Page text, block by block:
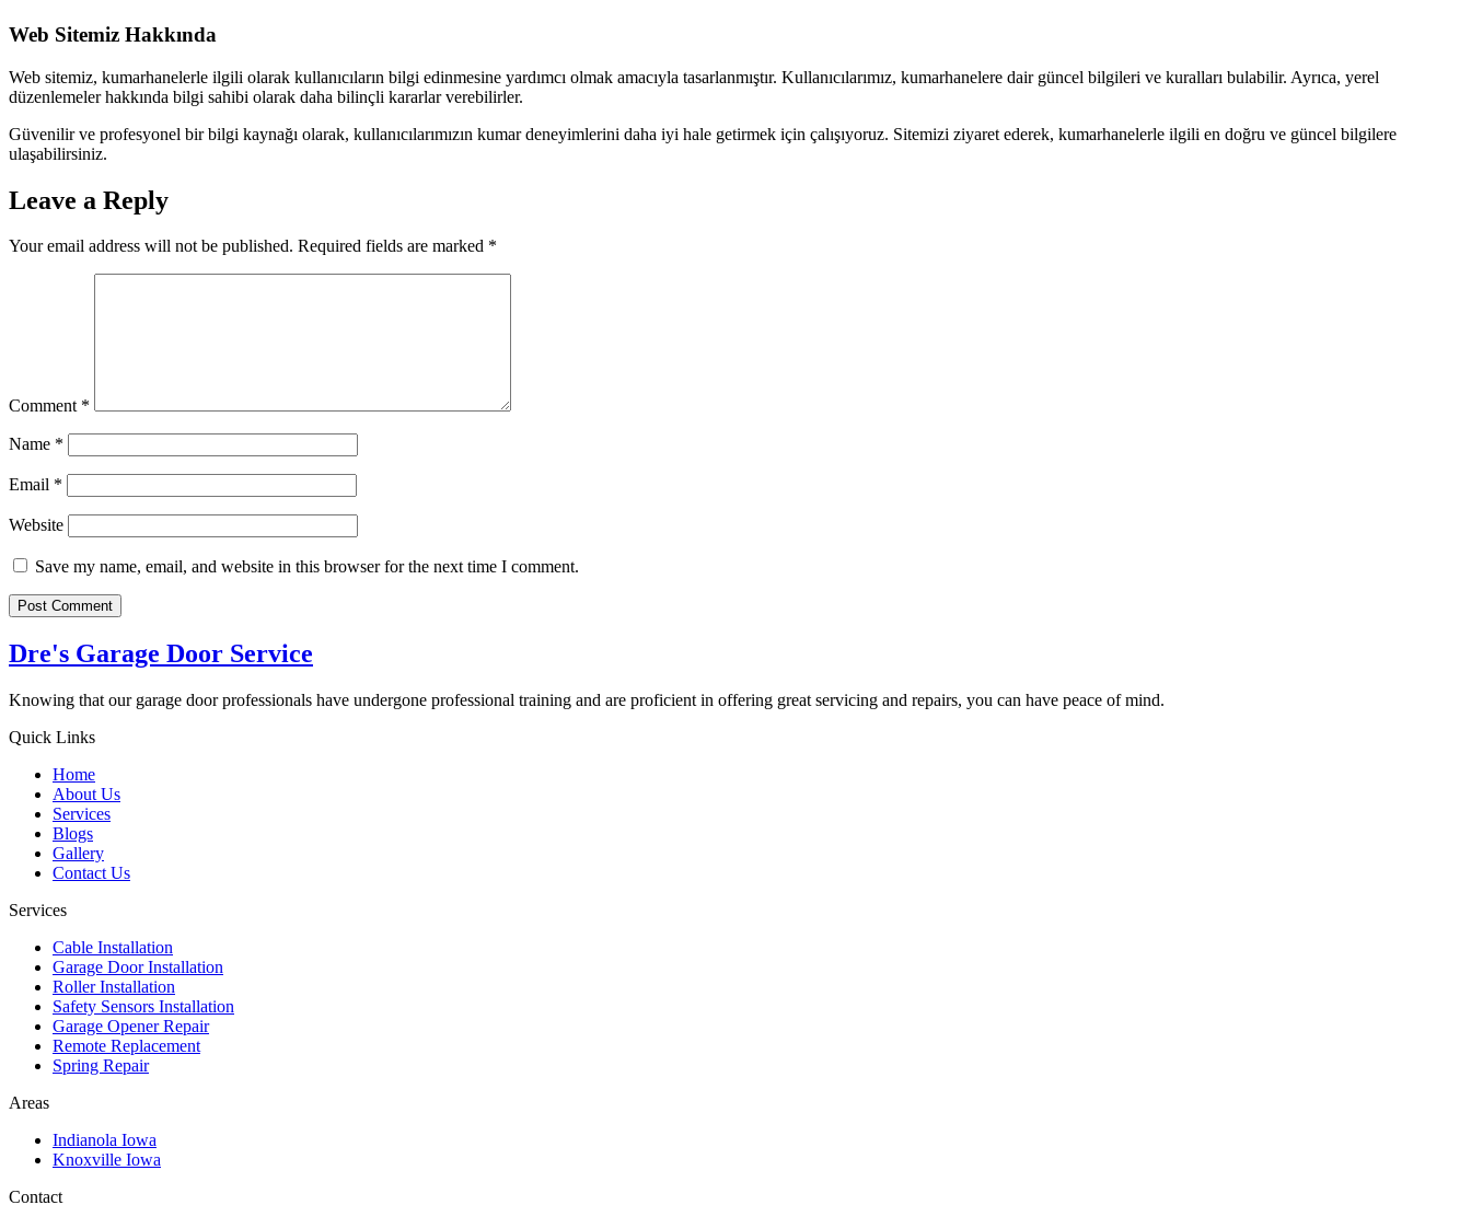
Web Sitemiz Hakkında
Web sitemiz, kumarhanelerle ilgili olarak kullanıcıların bilgi edinmesine yardımcı olmak amacıyla tasarlanmıştır. Kullanıcılarımız, kumarhanelere dair güncel bilgileri ve kuralları bulabilir. Ayrıca, yerel
düzenlemeler hakkında bilgi sahibi olarak daha bilinçli kararlar verebilirler.
Güvenilir ve profesyonel bir bilgi kaynağı olarak, kullanıcılarımızın kumar deneyimlerini daha iyi hale getirmek için çalışıyoruz. Sitemizi ziyaret ederek, kumarhanelerle ilgili en doğru ve güncel bilgilere
ulaşabilirsiniz.
Leave a Reply
Your email address will not be published. Required fields are marked *
Comment *
Name *
Email *
Website
Save my name, email, and website in this browser for the next time I comment.
Dre's Garage Door Service
Knowing that our garage door professionals have undergone professional training and are proficient in offering great servicing and repairs, you can have peace of mind.
Quick Links
Home
About Us
Services
Blogs
Gallery
Contact Us
Services
Cable Installation
Garage Door Installation
Roller Installation
Safety Sensors Installation
Garage Opener Repair
Remote Replacement
Spring Repair
Areas
Indianola Iowa
Knoxville Iowa
Contact